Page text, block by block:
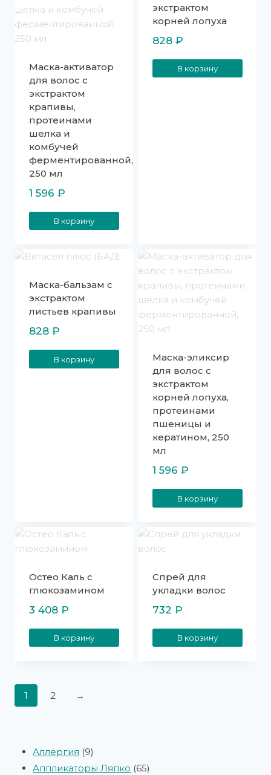
Маска-активатор
для волос с
экстрактом
крапивы,
протеинами
шелка и
комбучей
ферментированной,
250 мл
1 596 ₽
В корзину
экстрактом
корней лопуха
828 ₽
В корзину
Маска-бальзам с
экстрактом
листьев крапивы
828 ₽
В корзину
Маска-эликсир
для волос с
экстрактом
корней лопуха,
протеинами
пшеницы и
кератином, 250
мл
1 596 ₽
В корзину
Остео Каль с
глюкозамином
3 408 ₽
В корзину
Спрей для
укладки волос
732 ₽
В корзину
1 2 →
Аллергия 9
Аппликаторы Ляпко 65